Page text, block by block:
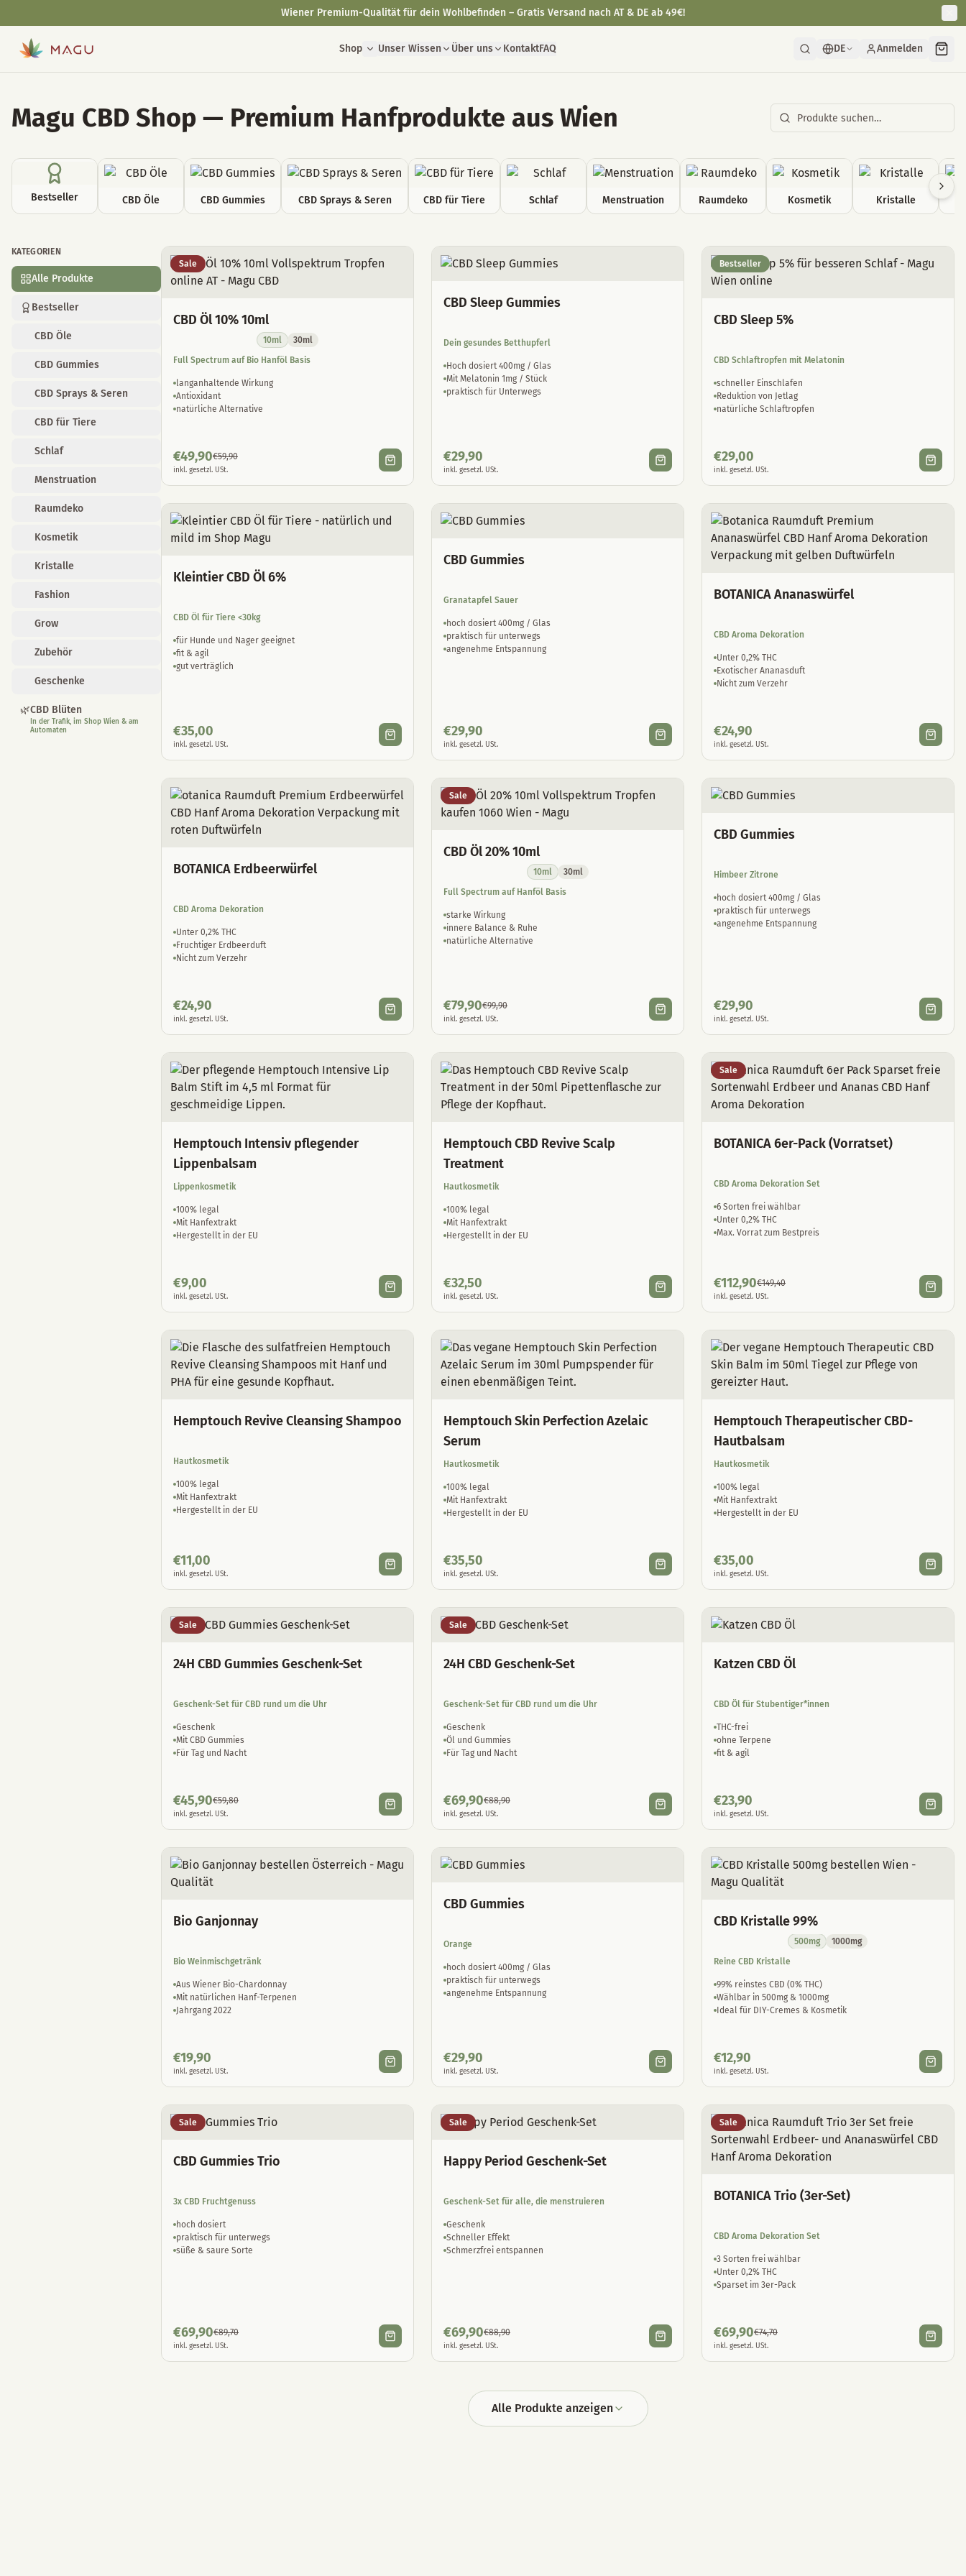
Shop Unser Wissen Über uns KontaktFAQ DE Anmelden
Magu CBD Shop — Premium Hanfprodukte aus Wien
Bestseller CBD Öle CBD Gummies CBD Sprays & Seren CBD für Tiere Schlaf Menstruation Raumdeko Kosmetik Kristalle
KATEGORIEN
Alle Produkte
Bestseller
CBD Öle
CBD Gummies
CBD Sprays & Seren
CBD für Tiere
Schlaf
Menstruation
Raumdeko
Kosmetik
Kristalle
Fashion
Grow
Zubehör
Geschenke
🌿CBD Blüten
In der Trafik, im Shop Wien & am
Automaten
Alle Produkte
Sale
CBD Öl 10% 10ml
10ml
30ml
Full Spectrum auf Bio Hanföl Basis
langanhaltende Wirkung
Antioxidant
natürliche Alternative
€49,90€59,90
inkl. gesetzl. USt.
CBD Sleep Gummies
Dein gesundes Betthupferl
Hoch dosiert 400mg / Glas
Mit Melatonin 1mg / Stück
praktisch für Unterwegs
€29,90
inkl. gesetzl. USt.
Bestseller
CBD Sleep 5%
CBD Schlaftropfen mit Melatonin
schneller Einschlafen
Reduktion von Jetlag
natürliche Schlaftropfen
€29,00
inkl. gesetzl. USt.
Kleintier CBD Öl 6%
CBD Öl für Tiere <30kg
für Hunde und Nager geeignet
fit & agil
gut verträglich
€35,00
inkl. gesetzl. USt.
CBD Gummies
Granatapfel Sauer
hoch dosiert 400mg / Glas
praktisch für unterwegs
angenehme Entspannung
€29,90
inkl. gesetzl. USt.
BOTANICA Ananaswürfel
CBD Aroma Dekoration
Unter 0,2% THC
Exotischer Ananasduft
Nicht zum Verzehr
€24,90
inkl. gesetzl. USt.
BOTANICA Erdbeerwürfel
CBD Aroma Dekoration
Unter 0,2% THC
Fruchtiger Erdbeerduft
Nicht zum Verzehr
€24,90
inkl. gesetzl. USt.
Sale
CBD Öl 20% 10ml
10ml
30ml
Full Spectrum auf Hanföl Basis
starke Wirkung
innere Balance & Ruhe
natürliche Alternative
€79,90€99,90
inkl. gesetzl. USt.
CBD Gummies
Himbeer Zitrone
hoch dosiert 400mg / Glas
praktisch für unterwegs
angenehme Entspannung
€29,90
inkl. gesetzl. USt.
Hemptouch Intensiv pflegender
Lippenbalsam
Lippenkosmetik
100% legal
Mit Hanfextrakt
Hergestellt in der EU
€9,00
inkl. gesetzl. USt.
Hemptouch CBD Revive Scalp
Treatment
Hautkosmetik
100% legal
Mit Hanfextrakt
Hergestellt in der EU
€32,50
inkl. gesetzl. USt.
Sale
BOTANICA 6er-Pack (Vorratset)
CBD Aroma Dekoration Set
6 Sorten frei wählbar
Unter 0,2% THC
Max. Vorrat zum Bestpreis
€112,90€149,40
inkl. gesetzl. USt.
Hemptouch Revive Cleansing Shampoo
Hautkosmetik
100% legal
Mit Hanfextrakt
Hergestellt in der EU
€11,00
inkl. gesetzl. USt.
Hemptouch Skin Perfection Azelaic
Serum
Hautkosmetik
100% legal
Mit Hanfextrakt
Hergestellt in der EU
€35,50
inkl. gesetzl. USt.
Hemptouch Therapeutischer CBD-
Hautbalsam
Hautkosmetik
100% legal
Mit Hanfextrakt
Hergestellt in der EU
€35,00
inkl. gesetzl. USt.
Sale
24H CBD Gummies Geschenk-Set
Geschenk-Set für CBD rund um die Uhr
Geschenk
Mit CBD Gummies
Für Tag und Nacht
€45,90€59,80
inkl. gesetzl. USt.
Sale
24H CBD Geschenk-Set
Geschenk-Set für CBD rund um die Uhr
Geschenk
Öl und Gummies
Für Tag und Nacht
€69,90€88,90
inkl. gesetzl. USt.
Katzen CBD Öl
CBD Öl für Stubentiger*innen
THC-frei
ohne Terpene
fit & agil
€23,90
inkl. gesetzl. USt.
Bio Ganjonnay
Bio Weinmischgetränk
Aus Wiener Bio-Chardonnay
Mit natürlichen Hanf-Terpenen
Jahrgang 2022
€19,90
inkl. gesetzl. USt.
CBD Gummies
Orange
hoch dosiert 400mg / Glas
praktisch für unterwegs
angenehme Entspannung
€29,90
inkl. gesetzl. USt.
CBD Kristalle 99%
500mg
1000mg
Reine CBD Kristalle
99% reinstes CBD (0% THC)
Wählbar in 500mg & 1000mg
Ideal für DIY-Cremes & Kosmetik
€12,90
inkl. gesetzl. USt.
Sale
CBD Gummies Trio
3x CBD Fruchtgenuss
hoch dosiert
praktisch für unterwegs
süße & saure Sorte
€69,90€89,70
inkl. gesetzl. USt.
Sale
Happy Period Geschenk-Set
Geschenk-Set für alle, die menstruieren
Geschenk
Schneller Effekt
Schmerzfrei entspannen
€69,90€88,90
inkl. gesetzl. USt.
Sale
BOTANICA Trio (3er-Set)
CBD Aroma Dekoration Set
3 Sorten frei wählbar
Unter 0,2% THC
Sparset im 3er-Pack
€69,90€74,70
inkl. gesetzl. USt.
Alle Produkte anzeigen
Wiener Premium-Qualität für dein Wohlbefinden – Gratis Versand nach AT & DE ab 49€!